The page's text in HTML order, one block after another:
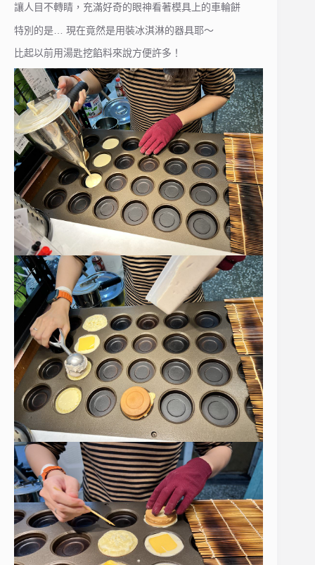
讓人目不轉睛，充滿好奇的眼神看著模具上的車輪餅
特別的是… 現在竟然是用裝冰淇淋的器具耶～
比起以前用湯匙挖餡料來說方便許多！